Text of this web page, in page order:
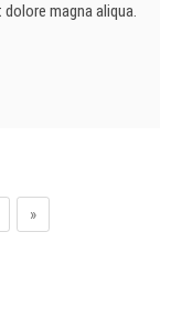
magna aliqua.
»